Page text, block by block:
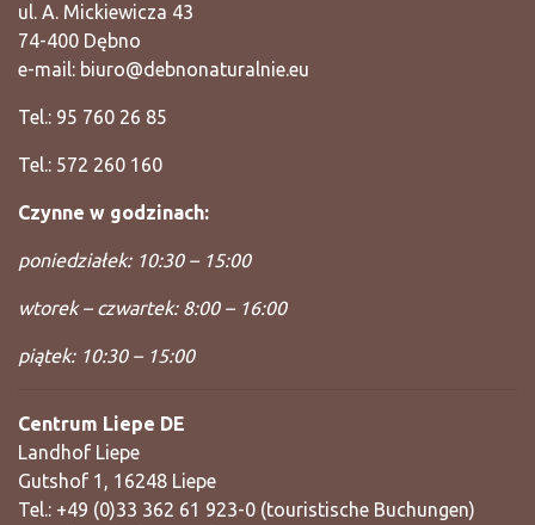
ul. A. Mickiewicza 43
74-400 Dębno
e-mail: biuro@debnonaturalnie.eu
Tel.: 95 760 26 85
Tel.: 572 260 160
Czynne w godzinach:
poniedziałek: 10:30 – 15:00
wtorek – czwartek: 8:00 – 16:00
piątek: 10:30 – 15:00
Centrum Liepe DE
Landhof Liepe
Gutshof 1, 16248 Liepe
Tel.: +49 (0)33 362 61 923-0 (touristische Buchungen)